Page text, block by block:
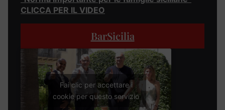
CLICCA PER IL VIDEO
BarSicilia
Fai clic per accettare i
cookie per questo servizio